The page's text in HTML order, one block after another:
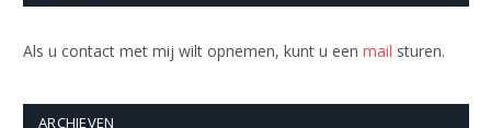
Als u contact met mij wilt opnemen, kunt u een mail sturen.
ARCHIEVEN